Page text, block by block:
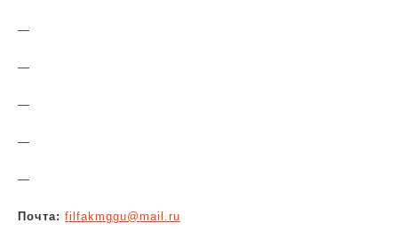
—
—
—
—
—
Почта: filfakmggu@mail.ru